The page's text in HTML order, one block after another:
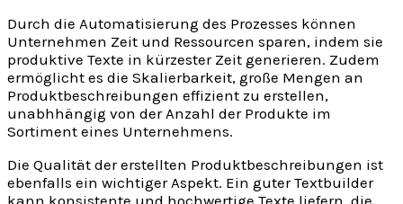
Durch die Automatisierung des Prozesses können
Unternehmen Zeit und Ressourcen sparen, indem sie
produktive Texte in kürzester Zeit generieren. Zudem
ermöglicht es die Skalierbarkeit, große Mengen an
Produktbeschreibungen effizient zu erstellen,
unabhhängig von der Anzahl der Produkte im
Sortiment eines Unternehmens.
Die Qualität der erstellten Produktbeschreibungen ist
ebenfalls ein wichtiger Aspekt. Ein guter Textbuilder
kann konsistente und hochwertige Texte liefern, die